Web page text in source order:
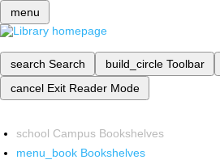
menu
search Search build_circle Toolbar
cancel Exit Reader Mode
school Campus Bookshelves
menu_book Bookshelves